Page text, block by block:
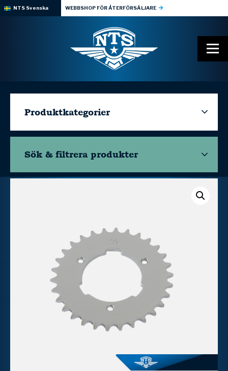
NTS Svenska WEBBSHOP FÖR ÅTERFÖRSÄLJARE
Produktkategorier
Sök & filtrera produkter